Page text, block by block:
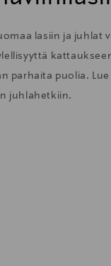
lasiin ja juhlat
parhaita puolia.
juhlahetkiin.